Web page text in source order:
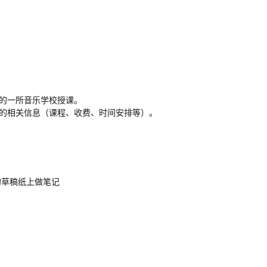
所音乐学校授课。
关信息（课程、收费、时间安排等）。
稿纸上做笔记